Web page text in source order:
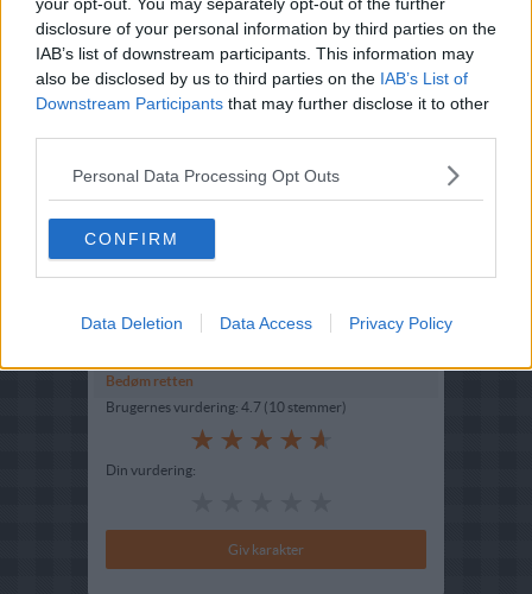
disclosure of your personal information by third parties on the
IAB’s list of downstream participants. This information may
also be disclosed by us to third parties on the IAB’s List of
Downstream Participants that may further disclose it to other
Personal Data Processing Opt Outs
CONFIRM
Data Deletion Data Access Privacy Policy
Ret :Forretter-Forretter
Oprindelsesland :
Redigeret:2020-12-11
Bedøm retten
Brugernes vurdering: 4.7 (10 stemmer)
Din vurdering: